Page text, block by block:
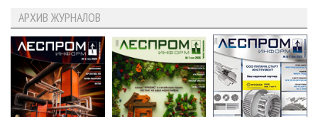
АРХИВ ЖУРНАЛОВ